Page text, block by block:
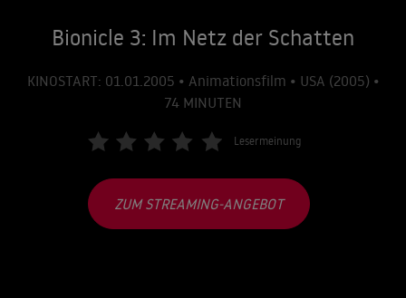
Bionicle 3: Im Netz der Schatten
KINOSTART: 01.01.2005 • Animationsfilm • USA (2005) •
74 MINUTEN
Lesermeinung
ZUM STREAMING-ANGEBOT